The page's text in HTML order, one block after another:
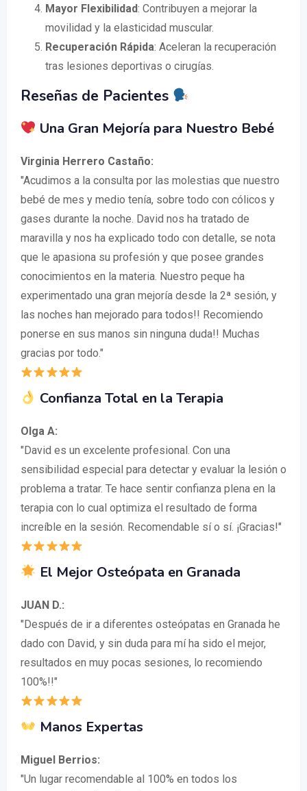
Mayor Flexibilidad: Contribuyen a mejorar la
movilidad y la elasticidad muscular.
Recuperación Rápida: Aceleran la recuperación
tras lesiones deportivas o cirugías.
Reseñas de Pacientes
Una Gran Mejoría para Nuestro Bebé
Virginia Herrero Castaño:
"Acudimos a la consulta por las molestias que nuestro
bebé de mes y medio tenía, sobre todo con cólicos y
gases durante la noche. David nos ha tratado de
maravilla y nos ha explicado todo con detalle, se nota
que le apasiona su profesión y que posee grandes
conocimientos en la materia. Nuestro peque ha
experimentado una gran mejoría desde la 2ª sesión, y
las noches han mejorado para todos!! Recomiendo
ponerse en sus manos sin ninguna duda!! Muchas
gracias por todo."
Confianza Total en la Terapia
Olga A:
"David es un excelente profesional. Con una
sensibilidad especial para detectar y evaluar la lesión o
problema a tratar. Te hace sentir confianza plena en la
terapia con lo cual optimiza el resultado de forma
increíble en la sesión. Recomendable sí o sí. ¡Gracias!"
El Mejor Osteópata en Granada
JUAN D.:
"Después de ir a diferentes osteópatas en Granada he
dado con David, y sin duda para mí ha sido el mejor,
resultados en muy pocas sesiones, lo recomiendo
100%!!"
Manos Expertas
Miguel Berrios:
"Un lugar recomendable al 100% en todos los